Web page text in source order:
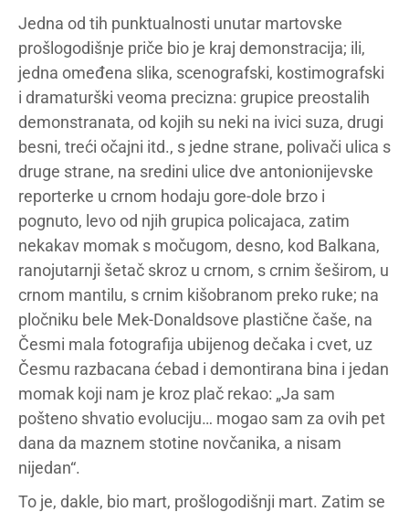
Jedna od tih punktualnosti unutar martovske
prošlogodišnje priče bio je kraj demonstracija; ili,
jedna omeđena slika, scenografski, kostimografski
i dramaturški veoma precizna: grupice preostalih
demonstranata, od kojih su neki na ivici suza, drugi
besni, treći očajni itd., s jedne strane, polivači ulica s
druge strane, na sredini ulice dve antonionijevske
reporterke u crnom hodaju gore-dole brzo i
pognuto, levo od njih grupica policajaca, zatim
nekakav momak s močugom, desno, kod Balkana,
ranojutarnji šetač skroz u crnom, s crnim šeširom, u
crnom mantilu, s crnim kišobranom preko ruke; na
pločniku bele Mek-Donaldsove plastične čaše, na
Česmi mala fotografija ubijenog dečaka i cvet, uz
Česmu razbacana ćebad i demontirana bina i jedan
momak koji nam je kroz plač rekao: „Ja sam
pošteno shvatio evoluciju… mogao sam za ovih pet
dana da maznem stotine novčanika, a nisam
nijedan“.
To je, dakle, bio mart, prošlogodišnji mart. Zatim se